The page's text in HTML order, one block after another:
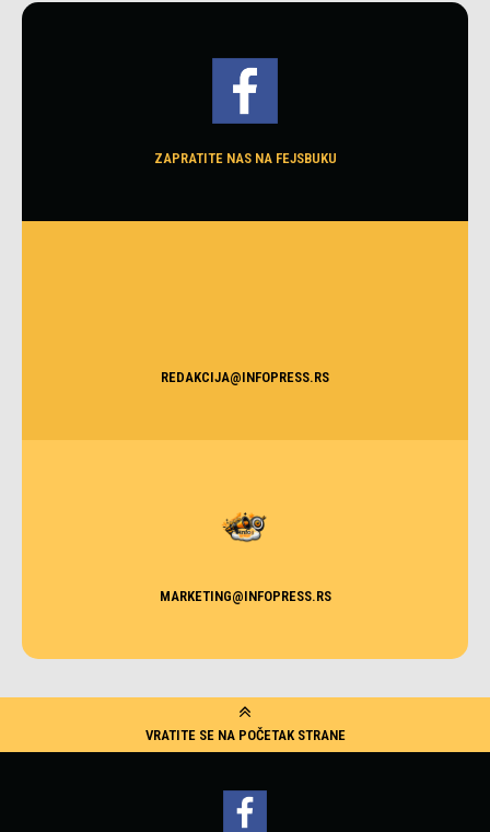
ZAPRATITE NAS NA FEJSBUKU
REDAKCIJA@INFOPRESS.RS
MARKETING@INFOPRESS.RS
VRATITE SE NA POČETAK STRANE